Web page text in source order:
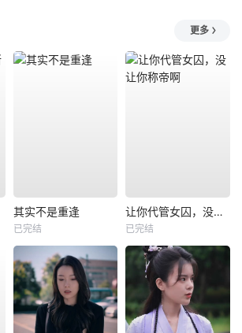
更多
其实不是重逢
已完结
让你代管女囚，没让你称帝啊
已完结